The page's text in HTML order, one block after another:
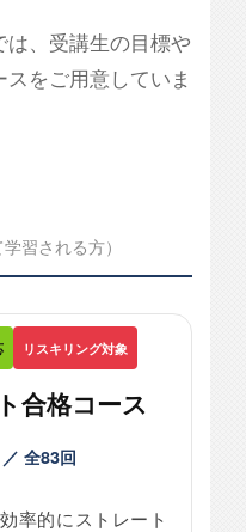
、受講生の目標や
をご用意していま
学習される方）
リスキリング対象
合格コース
全83回
率的にストレート